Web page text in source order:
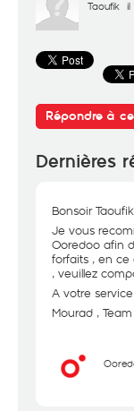
Taoufik il
Répondre à
Dernières
Bonsoir
Je vous
Ooredoo afin
forfaits , en
, veuillez
A votre
Mourad ,